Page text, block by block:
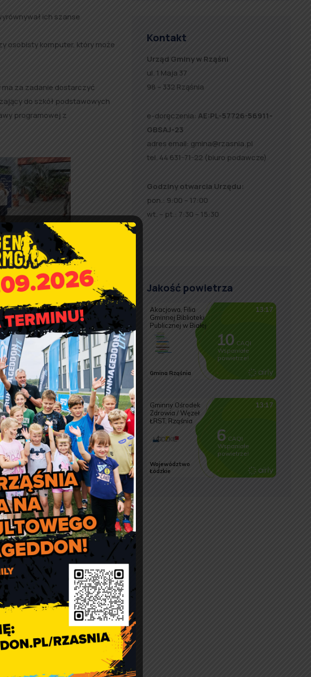
ich szanse
osobisty komputer, który może
ma za zadanie dostarczyć
do szkół podstawowych
programowej z
Kontakt
Urząd Gminy w Rząśni
ul. 1 Maja 37
98 – 332 Rząśnia
e-doręczenia: AE:PL-57726-56911-
GBSAJ-23
adres email: gmina@rzasnia.pl
tel. 44 631-71-22 (biuro podawcze)
Godziny otwarcia Urzędu:
pon.: 9:00 – 17:00
wt. – pt.: 7:30 – 15:30
Jakość powietrza